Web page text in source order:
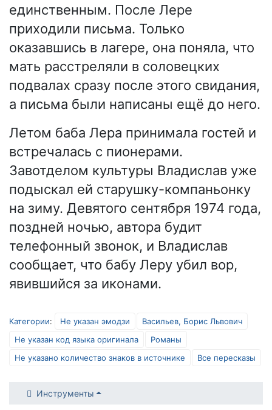
единственным. После Лере
приходили письма. Только
оказавшись в лагере, она поняла, что
мать расстреляли в соловецких
подвалах сразу после этого свидания,
а письма были написаны ещё до него.
Летом баба Лера принимала гостей и
встречалась с пионерами.
Завотделом культуры Владислав уже
подыскал ей старушку-компаньонку
на зиму. Девятого сентября 1974 года,
поздней ночью, автора будит
телефонный звонок, и Владислав
сообщает, что бабу Леру убил вор,
явившийся за иконами.
Категории: Не указан эмодзи
Васильев, Борис Львович
Не указан код языка оригинала
Романы
Не указано количество знаков в источнике
Все пересказы
Инструменты